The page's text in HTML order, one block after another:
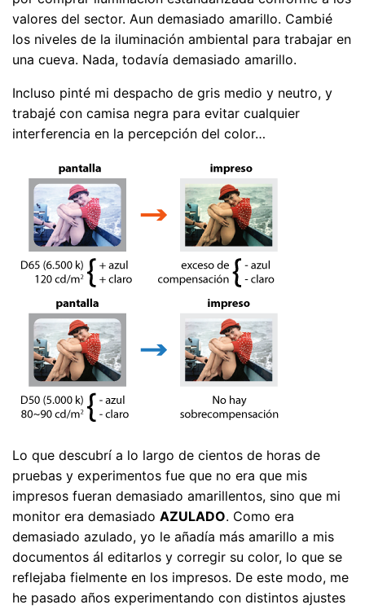
valores del sector. Aun demasiado amarillo. Cambié
los niveles de la iluminación ambiental para trabajar en
una cueva. Nada, todavía demasiado amarillo.
Incluso pinté mi despacho de gris medio y neutro, y
trabajé con camisa negra para evitar cualquier
interferencia en la percepción del color…
Lo que descubrí a lo largo de cientos de horas de
pruebas y experimentos fue que no era que mis
impresos fueran demasiado amarillentos, sino que mi
monitor era demasiado AZULADO. Como era
demasiado azulado, yo le añadía más amarillo a mis
documentos ál editarlos y corregir su color, lo que se
reflejaba fielmente en los impresos. De este modo, me
he pasado años experimentando con distintos ajustes